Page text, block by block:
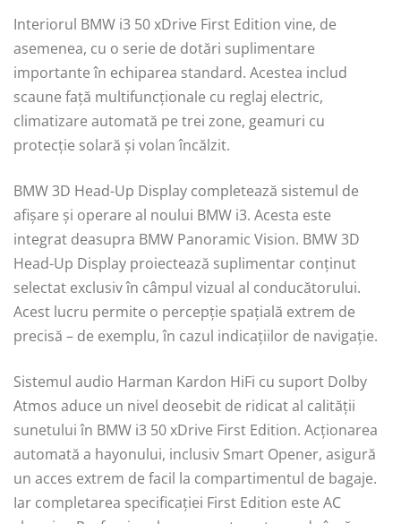
Interiorul BMW i3 50 xDrive First Edition vine, de
asemenea, cu o serie de dotări suplimentare
importante în echiparea standard. Acestea includ
scaune față multifuncționale cu reglaj electric,
climatizare automată pe trei zone, geamuri cu
protecție solară și volan încălzit.
BMW 3D Head-Up Display completează sistemul de
afișare și operare al noului BMW i3. Acesta este
integrat deasupra BMW Panoramic Vision. BMW 3D
Head-Up Display proiectează suplimentar conținut
selectat exclusiv în câmpul vizual al conducătorului.
Acest lucru permite o percepție spațială extrem de
precisă – de exemplu, în cazul indicațiilor de navigație.
Sistemul audio Harman Kardon HiFi cu suport Dolby
Atmos aduce un nivel deosebit de ridicat al calității
sunetului în BMW i3 50 xDrive First Edition. Acționarea
automată a hayonului, inclusiv Smart Opener, asigură
un acces extrem de facil la compartimentul de bagaje.
Iar completarea specificației First Edition este AC